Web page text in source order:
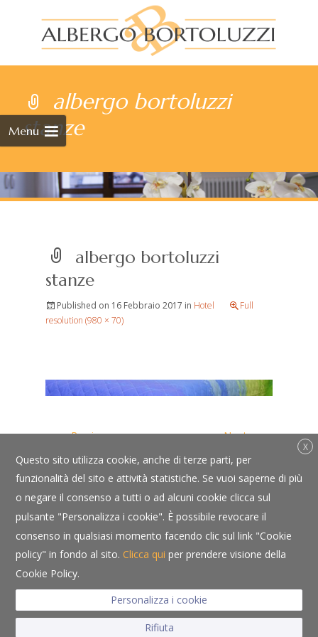
Menu
Skip
albergo bortoluzzi
stanze
albergo bortoluzzi
stanze
Published on 16 Febbraio 2017 in Hotel
Full
resolution (980 × 70)
←Previous Next→
Copyright © Albergo Bortoluzzi - P.IVA 00142090257 - CIN
IT025072A18KSCR9VB - Via Giacomo Matteotti 1 - 32016 Farra
d’Alpago (BL) - Tel. +39 0437 4280 -
Privacy policy-Cookie policy- Powered bySersis
X
Questo sito utilizza cookie, anche di terze parti, per
funzionalità del sito e attività statistiche. Se vuoi saperne di più
o negare il consenso a tutti o ad alcuni cookie clicca sul
pulsante "Personalizza i cookie". È possibile revocare il
consenso in qualsiasi momento facendo clic sul link "Cookie
policy" in fondo al sito. Clicca qui per prendere visione della
Cookie Policy.
Personalizza i cookie
Rifiuta